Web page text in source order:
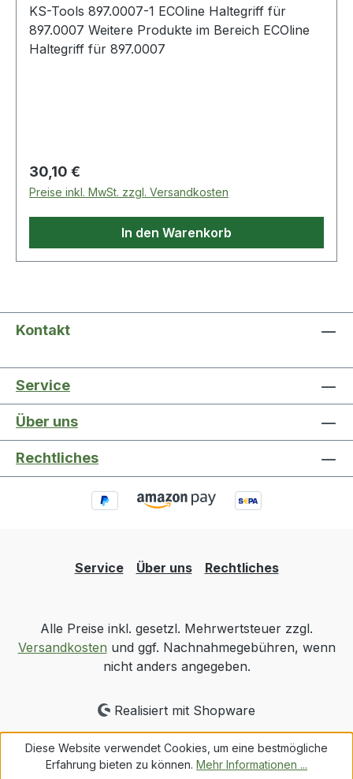
KS-Tools 897.0007-1 ECOline Haltegriff für
897.0007 Weitere Produkte im Bereich ECOline
Haltegriff für 897.0007
Regulärer Preis:
30,10 €
Preise inkl. MwSt. zzgl. Versandkosten
In den Warenkorb
Kontakt
Service
Über uns
Rechtliches
Service Über uns Rechtliches
Alle Preise inkl. gesetzl. Mehrwertsteuer zzgl.
Versandkosten und ggf. Nachnahmegebühren, wenn
nicht anders angegeben.
Realisiert mit Shopware
Diese Website verwendet Cookies, um eine bestmögliche
Erfahrung bieten zu können. Mehr Informationen ...